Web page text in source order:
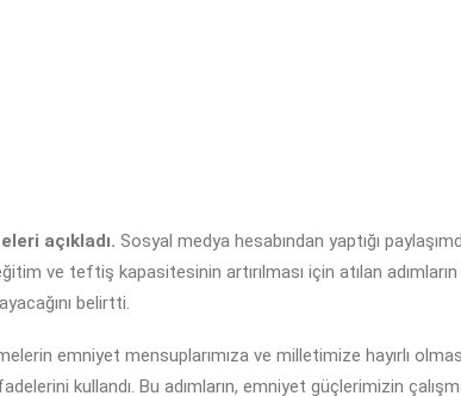
açıkladı. Sosyal medya hesabından yaptığı
ve teftiş kapasitesinin artırılması için atılan
belirtti.
emniyet mensuplarımıza ve milletimize hayırlı
kullandı. Bu adımların, emniyet güçlerimizin